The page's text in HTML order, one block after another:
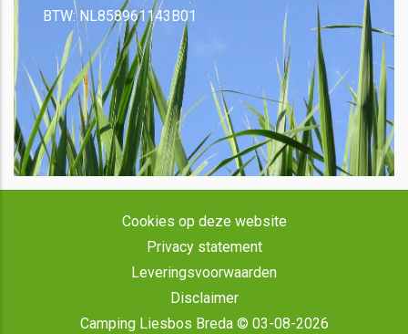
BTW: NL858961143B01
Cookies op deze website
Privacy statement
Leveringsvoorwaarden
Disclaimer
Camping Liesbos Breda © 03-08-2026